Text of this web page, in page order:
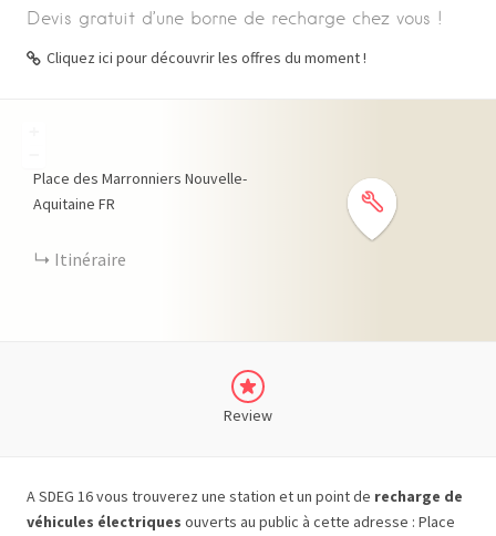
Devis gratuit d’une borne de recharge chez vous !
Cliquez ici pour découvrir les offres du moment !
Place des Marronniers Nouvelle-
Aquitaine FR
Itinéraire
Review
A SDEG 16 vous trouverez une station et un point de recharge de
véhicules électriques ouverts au public à cette adresse : Place